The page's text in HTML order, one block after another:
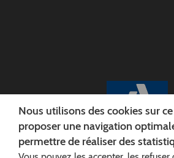
Nous utilisons des cookies sur
proposer une navigation
permettre de réaliser des